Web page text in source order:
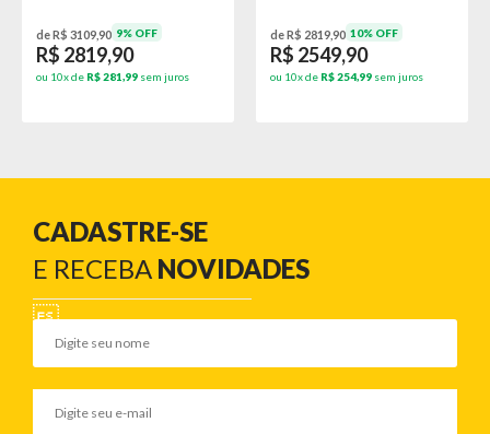
9% OFF
R$ 281,99sem juros
de R$ 2819,90 10% OFF
R$ 2549,90
R$ 254,99sem juros
CADASTRE-SE
E RECEBA NOVIDADES